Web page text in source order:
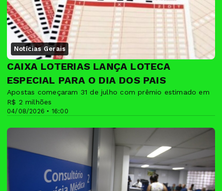
Notícias Gerais
04/08/2026 • 16:00
CAIXA LOTERIAS LANÇA LOTECA
ESPECIAL PARA O DIA DOS PAIS
Apostas começaram 31 de julho com prêmio estimado em
R$ 2 milhões